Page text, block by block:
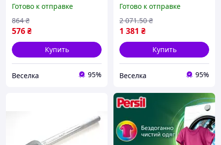
продуктов 90 Вт белый
компактный 27 см легкий
FLAME
Готово к отправке
576₴
864 ₴
Купить
Веселка 95%
самостоятельному
пользованию 2-7 лет
FLAME
Готово к отправке
1 381 ₴
2 071.50 ₴
Купить
Веселка 95%